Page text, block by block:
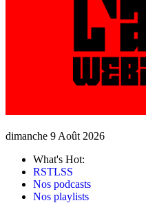
dimanche 9 Août 2026
What's Hot:
RSTLSS
Nos podcasts
Nos playlists